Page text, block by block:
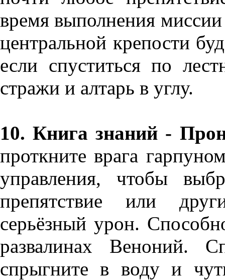
время выполнения
центральной крепости
если спуститься по
стражи и алтарь в углу.
10. Книга знаний -
проткните врага
управления, чтобы
препятствие или
серьёзный урон.
развалинах Веноний.
спрыгните в воду и